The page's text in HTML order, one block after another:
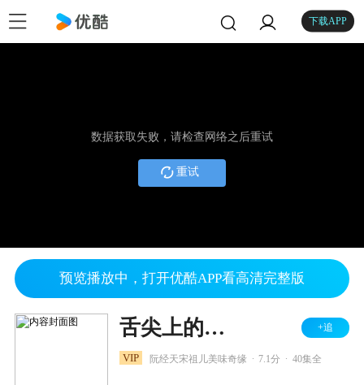
下载APP
数据获取失败，请检查网络之后重试
重试
预览播放中，打开优酷APP看高清完整版
舌尖上的心跳 +追
VIP 阮经天宋祖儿美味奇缘 7.1分 40集全